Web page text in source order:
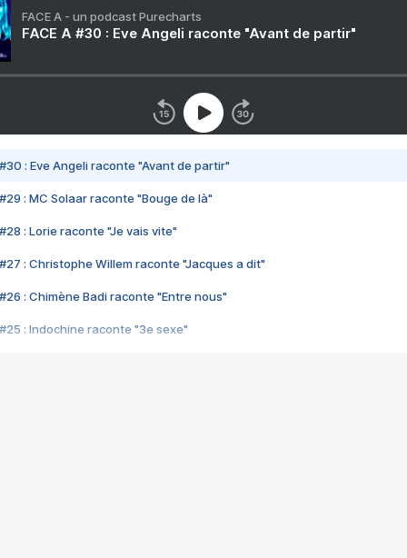
FACE A - un podcast Purecharts
FACE A #30 : Eve Angeli raconte "Avant de partir"
#30 : Eve Angeli raconte "Avant de partir"
#29 : MC Solaar raconte "Bouge de là"
#28 : Lorie raconte "Je vais vite"
#27 : Christophe Willem raconte "Jacques a dit"
#26 : Chimène Badi raconte "Entre nous"
#25 : Indochine raconte "3e sexe"